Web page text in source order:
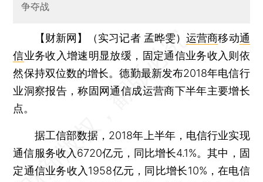
争夺战
【财新网】（实习记者 孟晔雯）运营商移动通
信业务收入增速明显放缓，固定通信业务收入则依
然保持双位数的增长。德勤最新发布2018年电信行
业洞察报告，称固网通信成运营商下半年主要增长
点。
据工信部数据，2018年上半年，电信行业实现
通信服务收入6720亿元，同比增长4.1%。其中，固
定通信业务收入1958亿元，同比增长10%，在电信